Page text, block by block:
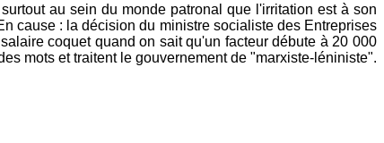
au sein du monde patronal que l'irritation est à son
cause : la décision du ministre socialiste des Entreprises
coquet quand on sait qu'un facteur débute à 20 000
mots et traitent le gouvernement de "marxiste-léniniste".